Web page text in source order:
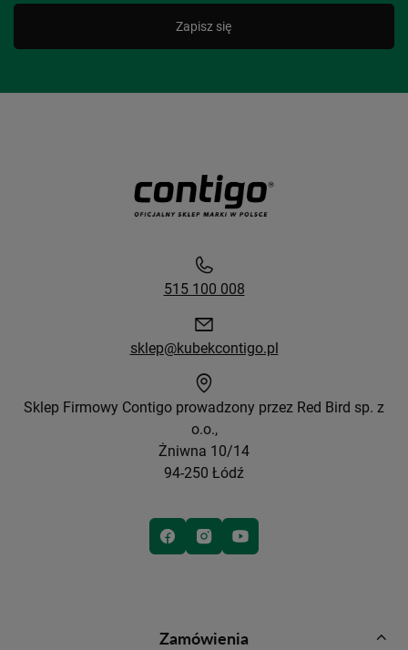
Zapisz się
Zamówienia
515 100 008
sklep@kubekcontigo.pl
Sklep Firmowy Contigo prowadzony przez Red Bird sp. z
o.o.,
Żniwna 10/14
94-250 Łódź